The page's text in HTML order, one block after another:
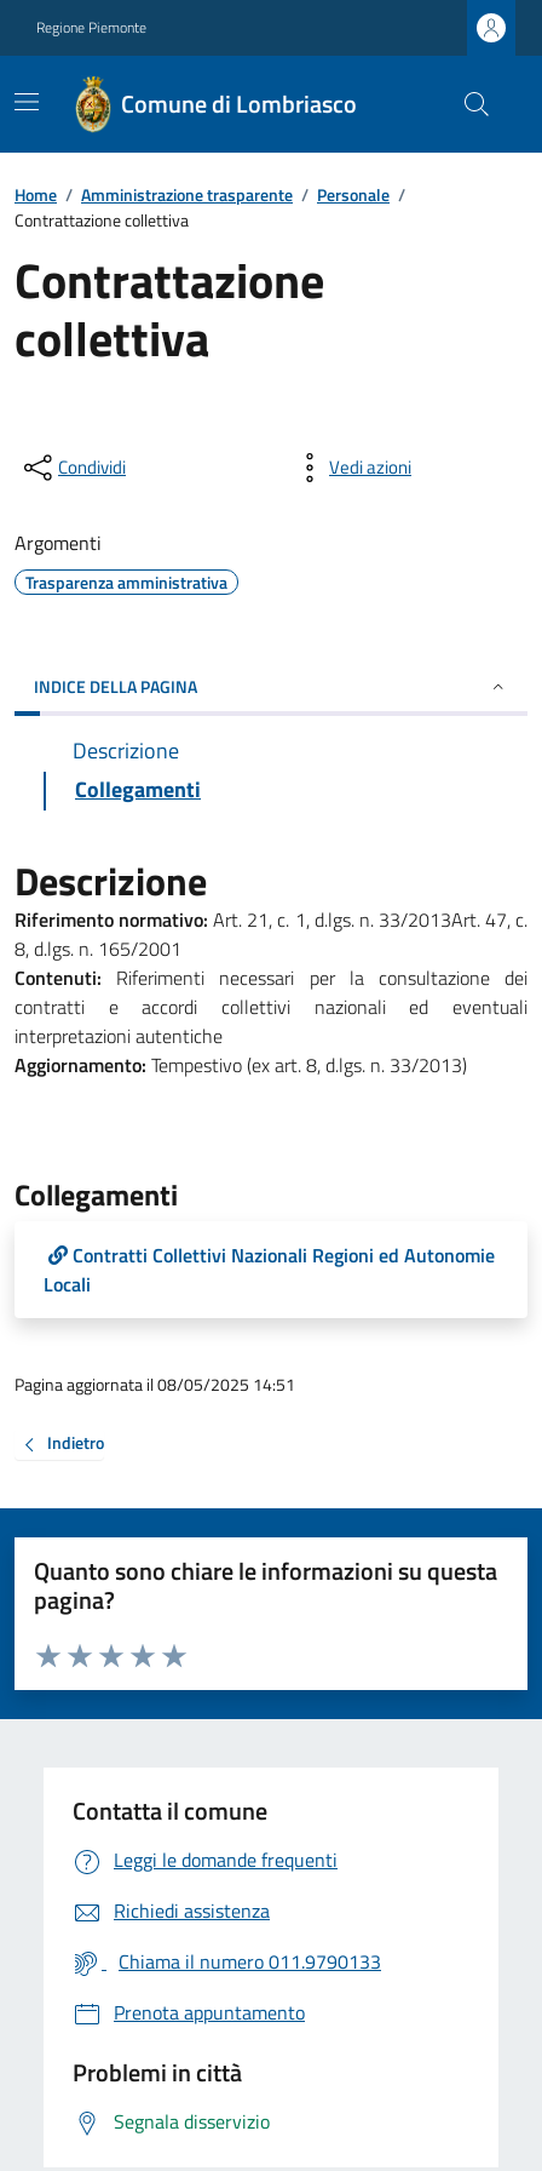
Regione Piemonte
Comune di Lombriasco
Home / Amministrazione trasparente / Personale /
Contrattazione collettiva
Contrattazione
collettiva
Condividi Vedi azioni
Argomenti
Trasparenza amministrativa
INDICE DELLA PAGINA
Descrizione
Collegamenti
Descrizione
Riferimento normativo: Art. 21, c. 1, d.lgs. n. 33/2013Art. 47, c.
8, d.lgs. n. 165/2001
Contenuti: Riferimenti necessari per la consultazione dei
contratti e accordi collettivi nazionali ed eventuali
interpretazioni autentiche
Aggiornamento: Tempestivo (ex art. 8, d.lgs. n. 33/2013)
Collegamenti
Contratti Collettivi Nazionali Regioni ed Autonomie
Locali
Pagina aggiornata il 08/05/2025 14:51
Indietro
Quanto sono chiare le informazioni su questa
pagina?
Valuta da 1 a 5 stelle la pagina
Valuta 5 stelle su 5
Valuta 4 stelle su 5
Valuta 3 stelle su 5
Valuta 2 stelle su 5
Valuta 1 stelle su 5
Contatta il comune
Leggi le domande frequenti
Richiedi assistenza
Chiama il numero 011.9790133
Prenota appuntamento
Problemi in città
Segnala disservizio